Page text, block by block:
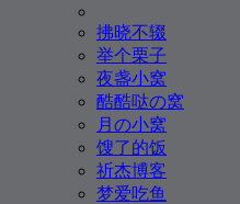
拂晓不辍
举个栗子
夜盏小窝
酷酷哒の窝
月の小窝
馊了的饭
祈杰博客
梦爱吃鱼